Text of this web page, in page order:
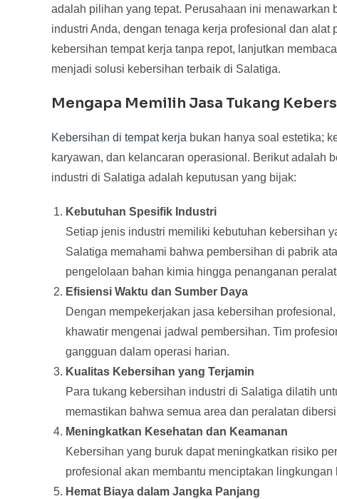
adalah pilihan yang tepat. Perusahaan ini
industri Anda, dengan tenaga kerja profesional dan
kebersihan tempat kerja tanpa repot, lanjutkan
menjadi solusi kebersihan terbaik di Salatiga.
Mengapa Memilih Jasa Tukang
Kebersihan di tempat kerja bukan hanya soal estetika;
karyawan, dan kelancaran operasional. Berikut adalah
industri di Salatiga adalah keputusan yang bijak:
Kebutuhan Spesifik Industri
Setiap jenis industri memiliki kebutuhan kebersihan
Salatiga memahami bahwa pembersihan di pabrik
pengelolaan bahan kimia hingga penanganan
Efisiensi Waktu dan Sumber Daya
Dengan mempekerjakan jasa kebersihan
khawatir mengenai jadwal pembersihan. Tim
gangguan dalam operasi harian.
Kualitas Kebersihan yang Terjamin
Para tukang kebersihan industri di Salatiga dilatih
memastikan bahwa semua area dan peralatan
Meningkatkan Kesehatan dan Keamanan
Kebersihan yang buruk dapat meningkatkan risiko
profesional akan membantu menciptakan
Hemat Biaya dalam Jangka Panjang